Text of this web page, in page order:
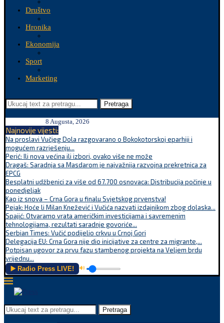
Društvo
Hronika
Ekonomija
Sport
Marketing
Pretraga
8 Augusta, 2026
Najnovije vijesti:
Na proslavi Vučjeg Dola razgovarano o Bokokotorskoj eparhiji i
mogućem razrješenju...
Perić: Ili nova većina ili izbori, ovako više ne može
Dragaš: Saradnja sa Masdarom je najvažnija razvojna prekretnica za
EPCG
Besplatni udžbenici za više od 67.700 osnovaca: Distribucija počinje u
ponedjeljak
Kao iz snova – Crna Gora u finalu Svjetskog prvenstva!
Pejak: Hoće li Milan Knežević i Vučića nazvati izdajnikom zbog dolaska...
Spajić: Otvaramo vrata američkim investicijama i savremenim
tehnologijama, rezultati saradnje govoriće...
Serbian Times: Vučić podijelio crkvu u Crnoj Gori
Delegacija EU: Crna Gora nije dio inicijative za centre za migrante,...
Potpisan ugovor za prvu fazu stambenog projekta na Veljem brdu
vrijednu...
▶️ Radio Press LIVE! 🔊
Pretraga